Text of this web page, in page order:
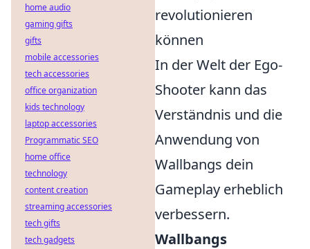
revolutionieren
können
In der Welt der Ego-
Shooter kann das
Verständnis und die
Anwendung von
Wallbangs dein
Gameplay erheblich
verbessern.
Wallbangs
home audio
gaming gifts
gifts
mobile accessories
tech accessories
office organization
kids technology
laptop accessories
Programmatic SEO
home office
technology
content creation
streaming accessories
tech gifts
tech gadgets